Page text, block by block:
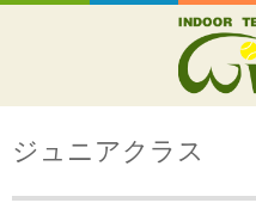
ジュニアクラス